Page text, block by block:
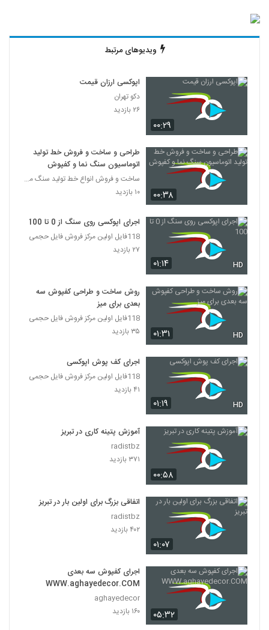
ویدیوهای مرتبط
۰۰:۲۹
اپوکسی ارزان قیمت
دکو تهران
۲۶ بازدید
۰۰:۳۸
طراحی و ساخت و فروش خط تولید
اتوماسیون سنگ نما و کفپوش
ساخت و فروش انواع خط تولید سنگ مصنوعی سمنت پلاست ،
۱۰ بازدید
۰۱:۱۴ HD
اجرای اپوکسی روی سنگ از 0 تا 100
118فایل اولین مرکز فروش فایل حجمی
۲۷ بازدید
۰۱:۳۱ HD
روش ساخت و طراحی کفپوش سه
بعدی برای میز
118فایل اولین مرکز فروش فایل حجمی
۳۵ بازدید
۰۱:۱۹ HD
اجرای کف پوش اپوکسی
118فایل اولین مرکز فروش فایل حجمی
۴۱ بازدید
۰۰:۵۸
آموزش پتینه کاری در تبریز
radistbz
۳۷۱ بازدید
۰۱:۰۷
اتفاقی بزرگ برای اولین بار در تبریز
radistbz
۴۰۲ بازدید
۰۵:۳۲
اجرای کفپوش سه بعدی
WWW.aghayedecor.COM
aghayedecor
۱۶۰ بازدید